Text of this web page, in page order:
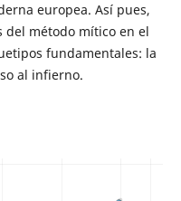
europea. Así pues,
del método mítico en el
fundamentales: la
al infierno.